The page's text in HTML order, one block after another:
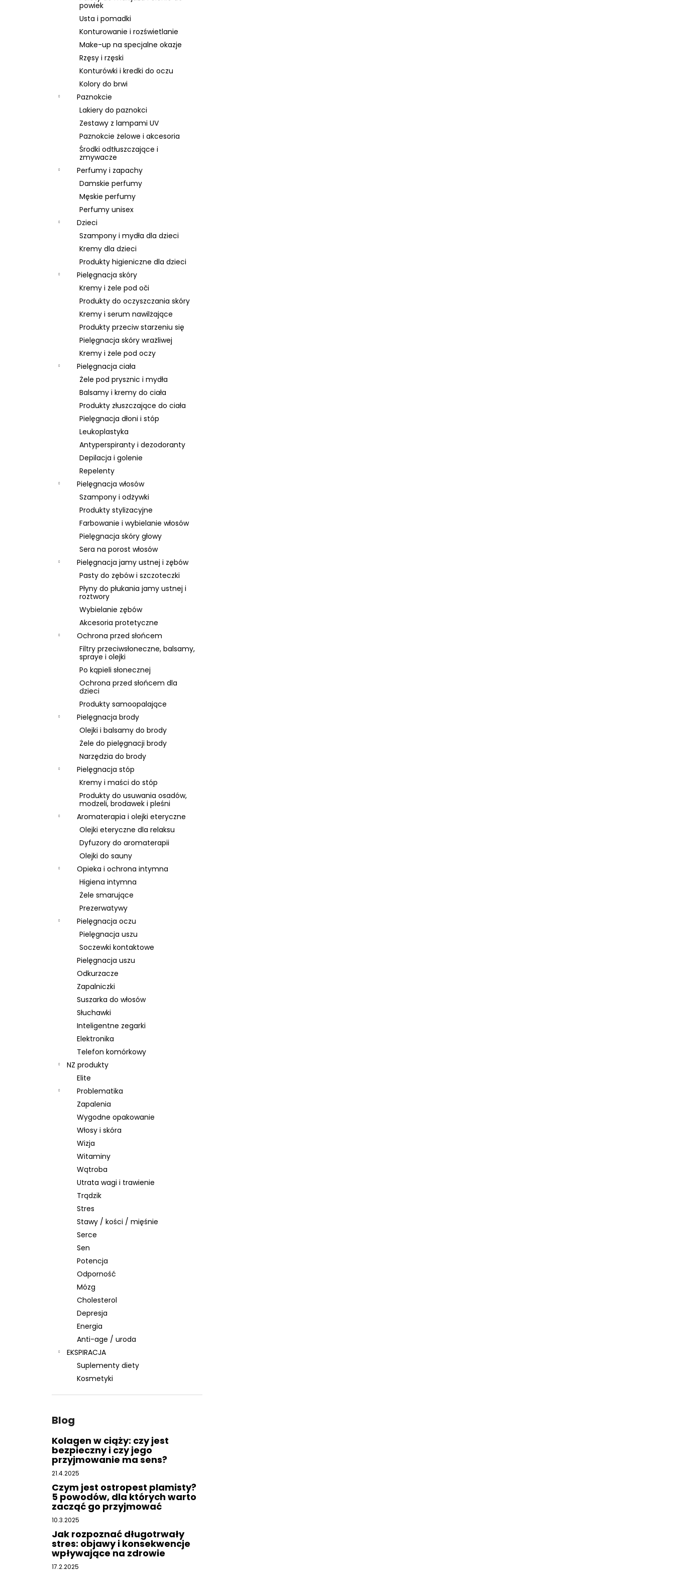
powiek
Usta i pomadki
Konturowanie i rozświetlanie
Make-up na specjalne okazje
Rzęsy i rzęski
Konturówki i kredki do oczu
Kolory do brwi
Paznokcie
Lakiery do paznokci
Zestawy z lampami UV
Paznokcie żelowe i akcesoria
Środki odtłuszczające i
zmywacze
Perfumy i zapachy
Damskie perfumy
Męskie perfumy
Perfumy unisex
Dzieci
Szampony i mydła dla dzieci
Kremy dla dzieci
Produkty higieniczne dla dzieci
Pielęgnacja skóry
Kremy i żele pod oči
Produkty do oczyszczania skóry
Kremy i serum nawilżające
Produkty przeciw starzeniu się
Pielęgnacja skóry wrażliwej
Kremy i żele pod oczy
Pielęgnacja ciała
Żele pod prysznic i mydła
Balsamy i kremy do ciała
Produkty złuszczające do ciała
Pielęgnacja dłoni i stóp
Leukoplastyka
Antyperspiranty i dezodoranty
Depilacja i golenie
Repelenty
Pielęgnacja włosów
Szampony i odżywki
Produkty stylizacyjne
Farbowanie i wybielanie włosów
Pielęgnacja skóry głowy
Sera na porost włosów
Pielęgnacja jamy ustnej i zębów
Pasty do zębów i szczoteczki
Płyny do płukania jamy ustnej i
roztwory
Wybielanie zębów
Akcesoria protetyczne
Ochrona przed słońcem
Filtry przeciwsłoneczne, balsamy,
spraye i olejki
Po kąpieli słonecznej
Ochrona przed słońcem dla
dzieci
Produkty samoopalające
Pielęgnacja brody
Olejki i balsamy do brody
Żele do pielęgnacji brody
Narzędzia do brody
Pielęgnacja stóp
Kremy i maści do stóp
Produkty do usuwania osadów,
modzeli, brodawek i pleśni
Aromaterapia i olejki eteryczne
Olejki eteryczne dla relaksu
Dyfuzory do aromaterapii
Olejki do sauny
Opieka i ochrona intymna
Higiena intymna
Żele smarujące
Prezerwatywy
Pielęgnacja oczu
Pielęgnacja uszu
Soczewki kontaktowe
Pielęgnacja uszu
Odkurzacze
Zapalniczki
Suszarka do włosów
Słuchawki
Inteligentne zegarki
Elektronika
Telefon komórkowy
NZ produkty
Elite
Problematika
Zapalenia
Wygodne opakowanie
Włosy i skóra
Wizja
Witaminy
Wątroba
Utrata wagi i trawienie
Trądzik
Stres
Stawy / kości / mięśnie
Serce
Sen
Potencja
Odporność
Mózg
Cholesterol
Depresja
Energia
Anti-age / uroda
EKSPIRACJA
Suplementy diety
Kosmetyki
Blog
Kolagen w ciąży: czy jest
bezpieczny i czy jego
przyjmowanie ma sens?
21.4.2025
Czym jest ostropest plamisty?
5 powodów, dla których warto
zacząć go przyjmować
10.3.2025
Jak rozpoznać długotrwały
stres: objawy i konsekwencje
wpływające na zdrowie
17.2.2025
SKIN79 SUPER PLUS BEBLESH BALM PINK –
KREM BB SPF 30, 40 ML
Pierwotnie:74 zł